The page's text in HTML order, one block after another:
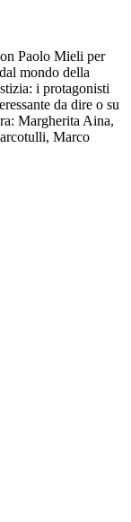
Paolo Mieli per
mondo della
i protagonisti
da dire o su
Margherita Aina,
Marco